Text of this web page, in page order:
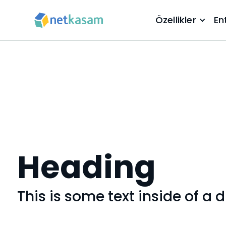
Özellikler
Heading
This is some text inside of a